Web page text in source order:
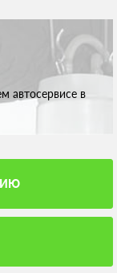
автосервисе в